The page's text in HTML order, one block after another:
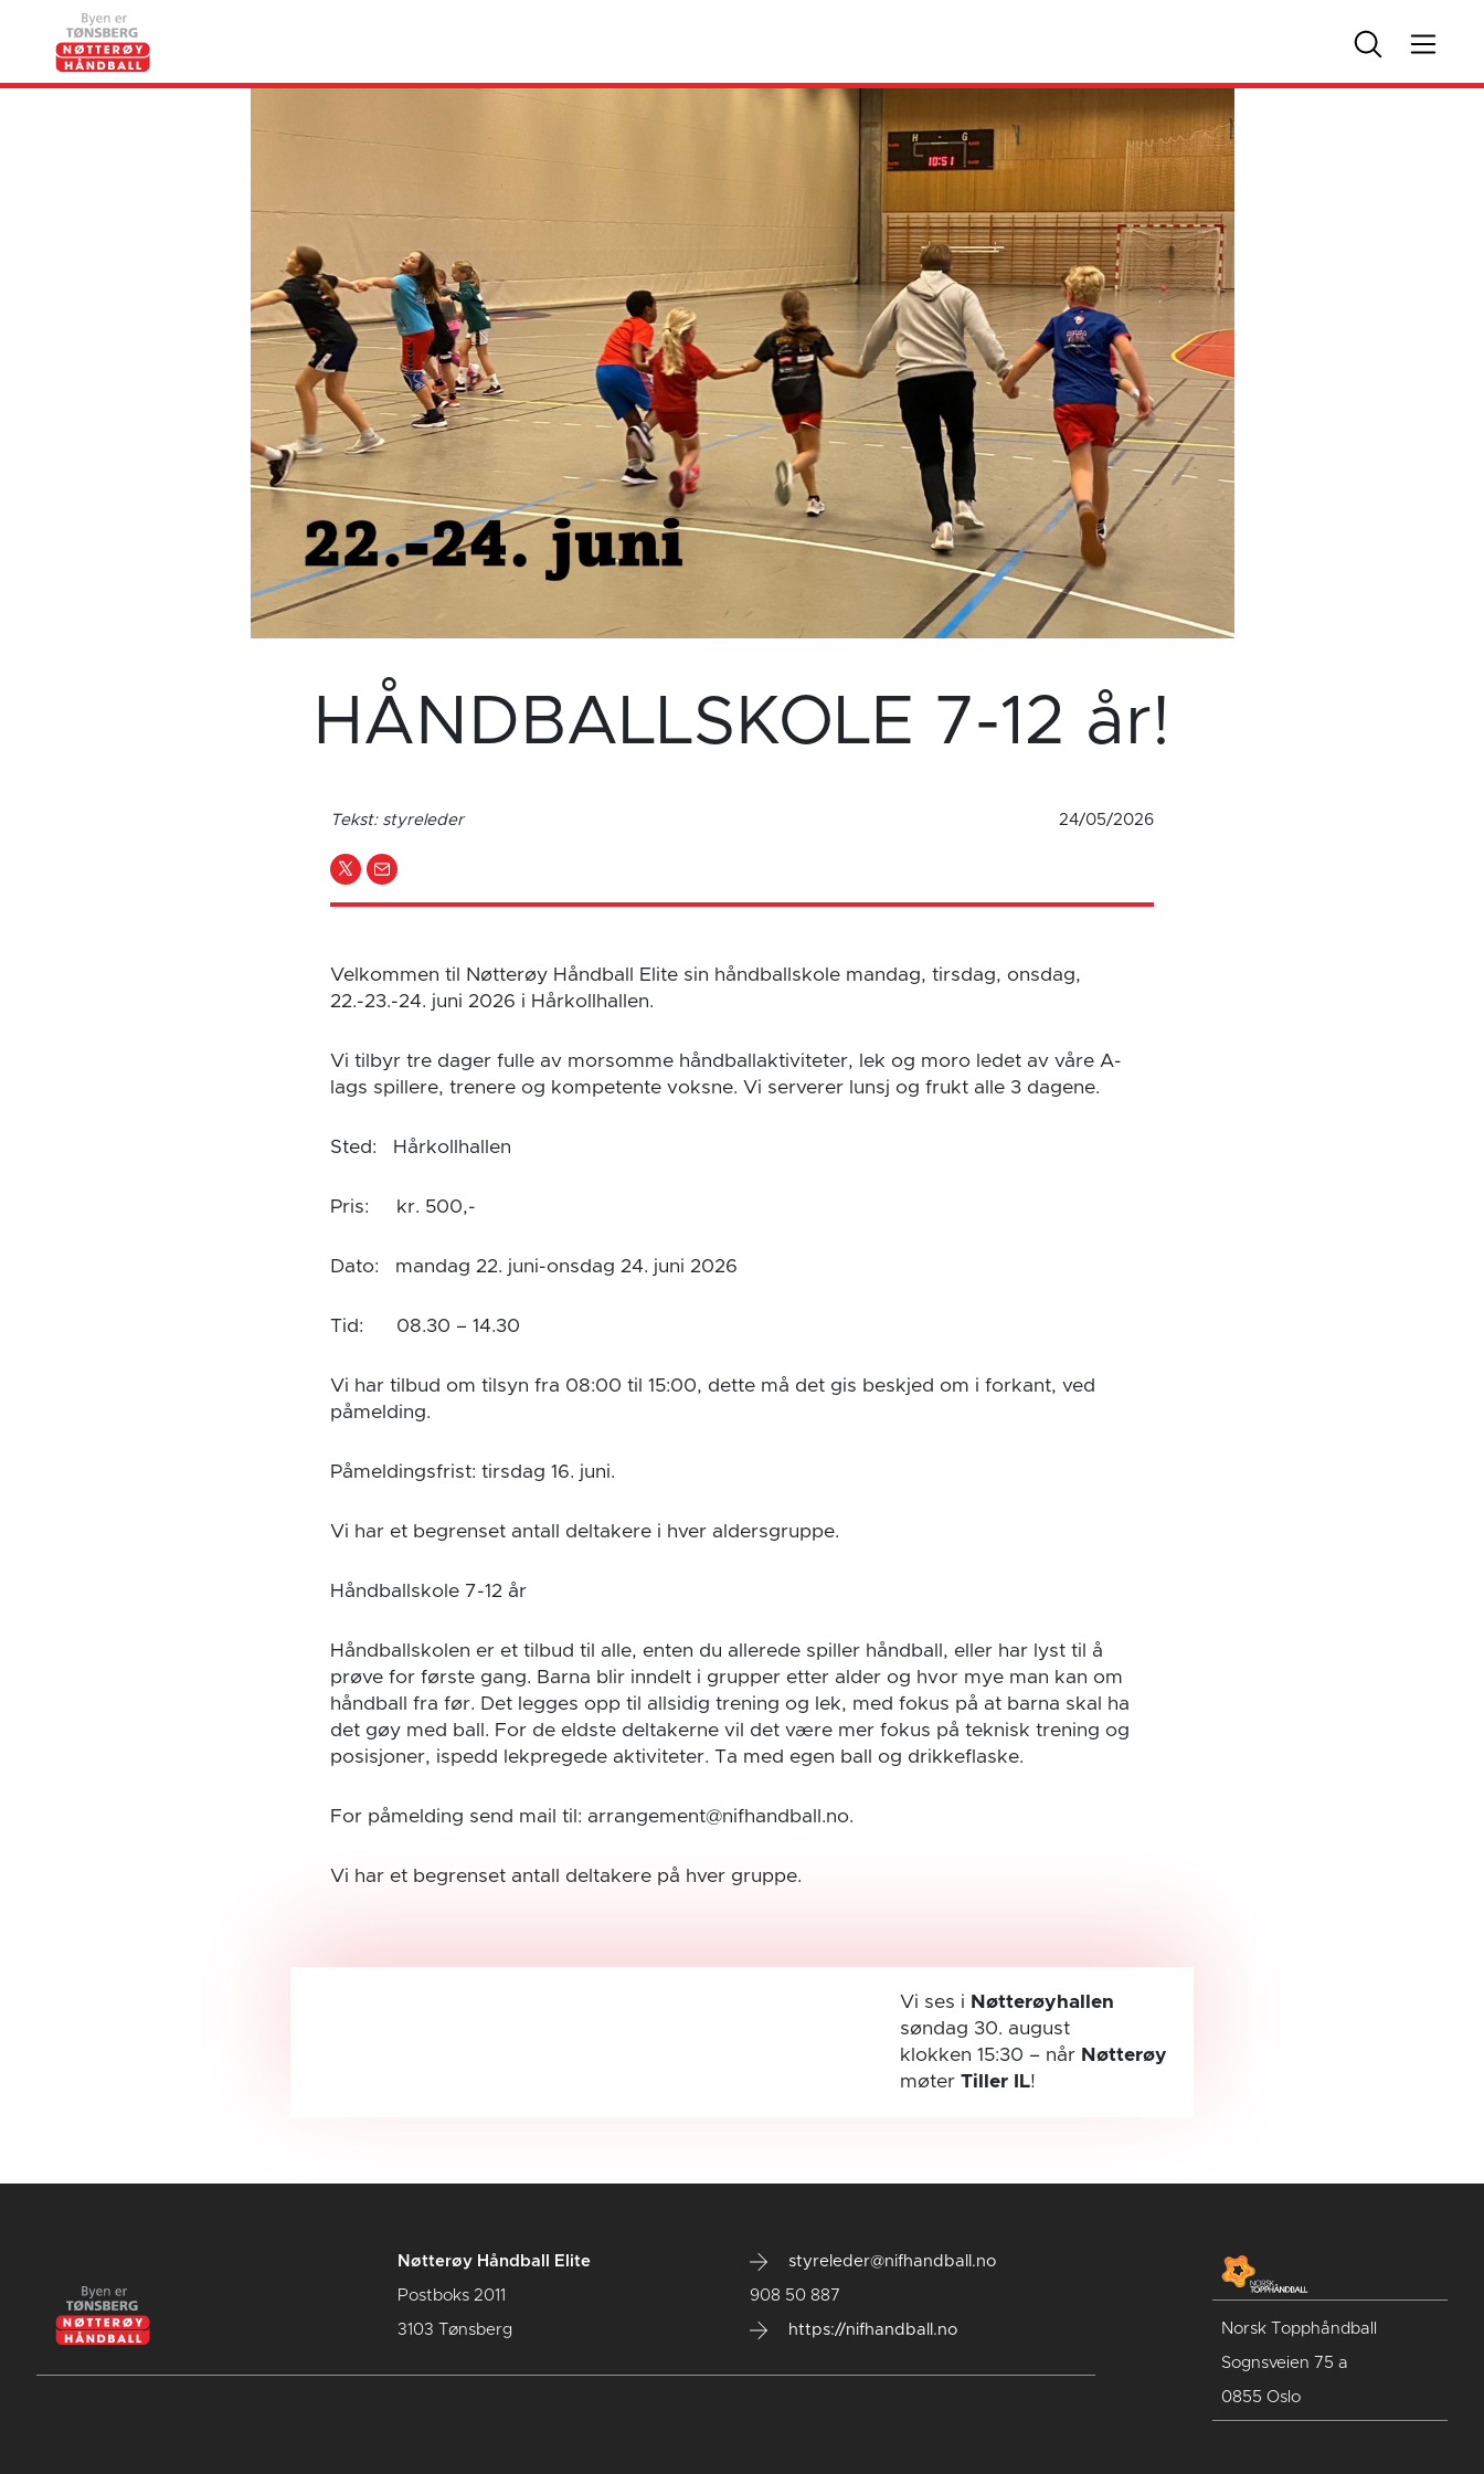
HÅNDBALLSKOLE 7-12 år!
Tekst: styreleder 24/05/2026
Velkommen til Nøtterøy Håndball Elite sin håndballskole mandag, tirsdag, onsdag,
22.-23.-24. juni 2026 i Hårkollhallen.
Vi tilbyr tre dager fulle av morsomme håndballaktiviteter, lek og moro ledet av våre A-
lags spillere, trenere og kompetente voksne. Vi serverer lunsj og frukt alle 3 dagene.
Sted: Hårkollhallen
Pris: kr. 500,-
Dato: mandag 22. juni-onsdag 24. juni 2026
Tid: 08.30 – 14.30
Vi har tilbud om tilsyn fra 08:00 til 15:00, dette må det gis beskjed om i forkant, ved
påmelding.
Påmeldingsfrist: tirsdag 16. juni.
Vi har et begrenset antall deltakere i hver aldersgruppe.
Håndballskole 7-12 år
Håndballskolen er et tilbud til alle, enten du allerede spiller håndball, eller har lyst til å
prøve for første gang. Barna blir inndelt i grupper etter alder og hvor mye man kan om
håndball fra før. Det legges opp til allsidig trening og lek, med fokus på at barna skal ha
det gøy med ball. For de eldste deltakerne vil det være mer fokus på teknisk trening og
posisjoner, ispedd lekpregede aktiviteter. Ta med egen ball og drikkeflaske.
For påmelding send mail til: arrangement@nifhandball.no.
Vi har et begrenset antall deltakere på hver gruppe.
Vi ses i Nøtterøyhallen
søndag 30. august
klokken 15:30 – når Nøtterøy
møterTiller IL!
Nøtterøy Håndball Elite
Postboks 2011
3103 Tønsberg
styreleder@nifhandball.no
908 50 887
https://nifhandball.no Norsk Topphåndball
Sognsveien 75 a
0855 Oslo